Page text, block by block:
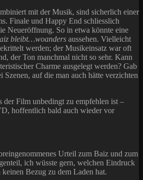
mit der Musik, sind sicherlich einer
Finale und Happy End schliesslich
Neueröffnung. So in etwa könnte eine
bleibt…woanders aussehen. Vielleicht
werden; der Musikeinsatz war oft
der Ton manchmal nicht so sehr. Kann
Charme ausgelegt werden? Gab
Szenen, auf die man auch hätte verzichten
der Film unbedingt zu empfehlen ist –
hoffentlich bald auch wieder vor
Urteil zum Baiz und zum
ich wüsste gern, welchen Eindruck
Bezug zu dem Laden hat.